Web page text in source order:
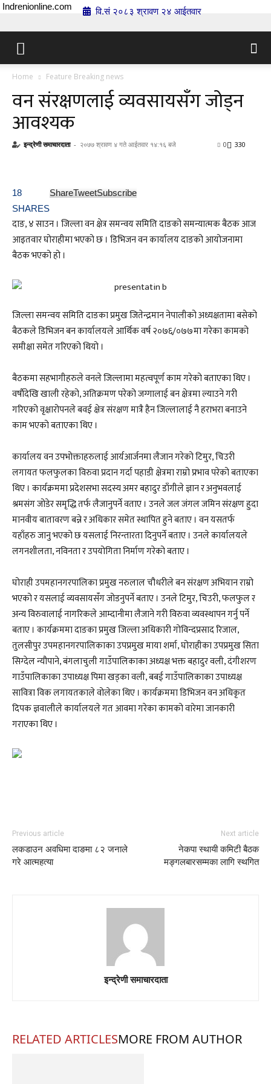
Indrenionline.com वि.सं २०८३ श्रावण २४ आईतवार
Home Feature Breaking news
वन संरक्षणलाई व्यवसायसँग जोड्न
आवश्यक
इन्द्रेणी समाचारदाता - २०७७ श्रावण ४ गते आईतवार १४:१६ बजे 330
0
18
SHARES
ShareTweetSubscribe
दाङ, ४ साउन । जिल्ला वन क्षेत्र समन्वय समिति दाङको समन्यात्मक बैठक आज
आइतवार घोराहीमा भएको छ । डिभिजन वन कार्यालय दाङको आयोजनामा
बैठक भएको हो ।
जिल्ला समन्वय समिति दाङका प्रमुख जितेन्द्रमान नेपालीको अध्यक्षतामा बसेको
बैठकले डिभिजन बन कार्यालयले आर्थिक वर्ष २०७६/०७७मा गरेका कामको
समीक्षा समेत गरिएको थियो ।
बैठकमा सहभागीहरुले वनले जिल्लामा महत्वपूर्ण काम गरेको बताएका थिए ।
वर्षाैदेखि खाली रहेको, अतिक्रमण परेको जग्गालाई बन क्षेत्रमा ल्याउने गरी
गरिएको वृक्षारोपनले बवई क्षेत्र संरक्षण मात्रै हैन जिल्लालाई नै हराभरा बनाउने
काम भएको बताएका थिए ।
कार्यालय वन उपभोक्ताहरुलाई आर्यआर्जनमा लैजान गरेको टिमुर, चिउरी
लगायत फलफुलका विरुवा प्रदान गर्दा पहाडी क्षेत्रमा राम्रो प्रभाव परेको बताएका
थिए । कार्यक्रममा प्रदेशसभा सदस्य अमर बहादुर डाँगीले ज्ञान र अनुभवलाई
श्रमसंग जोडेर समृद्धि तर्फ लैजानुपर्ने वताए । उनले जल जंगल जमिन संरक्षण हुदा
मानवीय बातावरण बन्ने र अधिकार समेत स्थापित हुने बताए । वन यसतर्फ
यहाँहरु जानु भएको छ यसलाई निरन्तारता दिनुपर्ने बताए । उनले कार्यालयले
लगनशीलता, नविनता र उपयोगिता निर्माण गरेको बताए ।
घोराही उपमहानगरपालिका प्रमुख नरुलाल चौधरीले बन संरक्षण अभियान राम्रो
भएको र यसलाई व्यवसायसँंग जोडनुपर्ने बताए । उनले टिमुर, चिउरी, फलफुल र
अन्य विरुवालाई नागरिकले आम्दानीमा लैजाने गरी विरुवा व्यवस्थापन गर्नु पर्ने
बताए । कार्यक्रममा दाङका प्रमुख जिल्ला अधिकारी गोविन्दप्रसाद रिजाल,
तुलसीपुर उपमहानगरपालिकाका उपप्रमुख माया शर्मा, घोराहीका उपप्रमुख सिता
सिग्देल न्यौपाने, बंगलाचुली गाउँपालिकाका अध्यक्ष भक्त बहादुर वली, दंगीशरण
गाउँपालिकाका उपाध्यक्ष पिमा खड्का वली, बबई गाउँपालिकाका उपाध्यक्ष
सावित्रा विक लगायतकाले वोलेका थिए । कार्यक्रममा डिभिजन वन अधिकृत
दिपक ज्ञवालीले कार्यालयले गत आवमा गरेका कामको वारेमा जानकारी
गराएका थिए ।
Previous article
लकडाउन अवधिमा दाङमा ८२ जनाले
गरे आत्महत्या
Next article
नेकपा स्थायी कमिटी बैठक
मङ्गलबारसम्मका लागि स्थगित
इन्द्रेणी समाचारदाता
RELATED ARTICLESMORE FROM AUTHOR